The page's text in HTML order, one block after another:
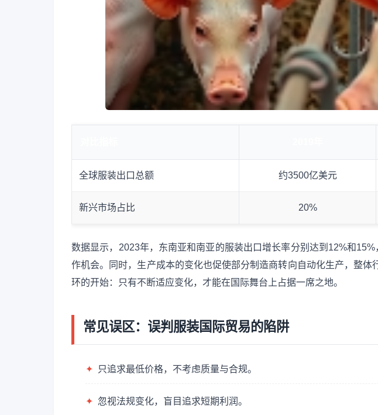
全球服装出口总额 约3500亿美元
新兴市场占比 20%
数据显示，2023年，东南亚和南亚的服装出口增长率分别达到12%和15%
作机会。同时，生产成本的变化也促使部分制造商转向自动化生产，整体
环的开始：只有不断适应变化，才能在国际舞台上占据一席之地。
常见误区：误判服装国际贸易的陷阱
✦ 只追求最低价格，不考虑质量与合规。
✦ 忽视法规变化，盲目追求短期利润。